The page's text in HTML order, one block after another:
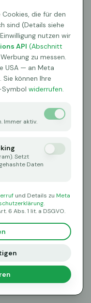
found
die für den
sind (Details siehe
nutzen wir
API (Abschnitt
zu messen.
USA — an Meta
können Ihre
Symbol widerrufen.
Immer aktiv.
Setzt
Daten
und Details zu Meta
.
6 Abs. 1 lit. a DSGVO.